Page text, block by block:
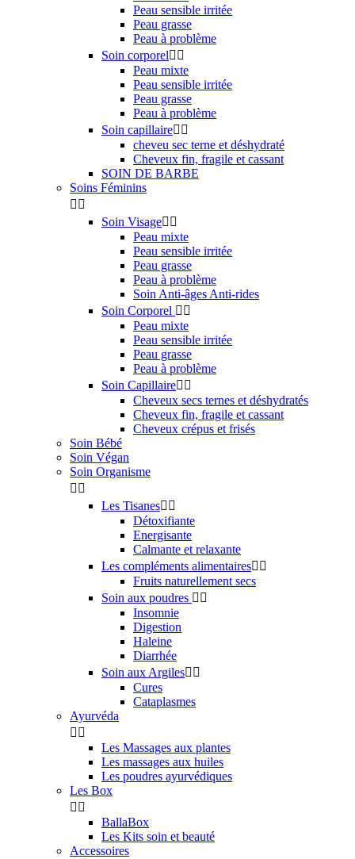
Peau sensible irritée
Peau grasse
Peau à problème
Soin corporel 
Peau mixte
Peau sensible irritée
Peau grasse
Peau à problème
Soin capillaire 
cheveu sec terne et déshydraté
Cheveux fin, fragile et cassant
SOIN DE BARBE
Soins Féminins
 
Soin Visage 
Peau mixte
Peau sensible irritée
Peau grasse
Peau à problème
Soin Anti-âges Anti-rides
Soin Corporel  
Peau mixte
Peau sensible irritée
Peau grasse
Peau à problème
Soin Capillaire 
Cheveux secs ternes et déshydratés
Cheveux fin, fragile et cassant
Cheveux crépus et frisés
Soin Bébé
Soin Végan
Soin Organisme
 
Les Tisanes 
Détoxifiante
Energisante
Calmante et relaxante
Les compléments alimentaires 
Fruits naturellement secs
Soin aux poudres  
Insomnie
Digestion
Haleine
Diarrhée
Soin aux Argiles 
Cures
Cataplasmes
Ayurvéda
 
Les Massages aux plantes
Les massages aux huiles
Les poudres ayurvédiques
Les Box
 
BallaBox
Les Kits soin et beauté
Accessoires